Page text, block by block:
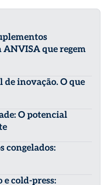
ANVISA que regem
de inovação. O que
O potencial
congelados:
e cold-press: